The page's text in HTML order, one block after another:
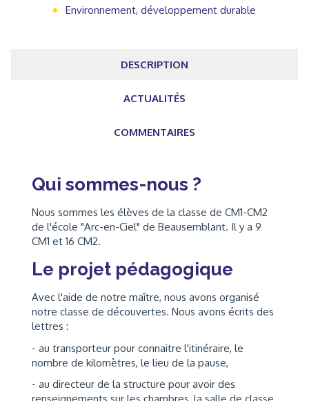
Environnement, développement durable
DESCRIPTION
ACTUALITÉS
COMMENTAIRES
Qui sommes-nous ?
Nous sommes les élèves de la classe de CM1-CM2
de l'école "Arc-en-Ciel" de Beausemblant. Il y a 9
CM1 et 16 CM2.
Le projet pédagogique
Avec l'aide de notre maître, nous avons organisé
notre classe de découvertes. Nous avons écrits des
lettres :
- au transporteur pour connaitre l'itinéraire, le
nombre de kilomètres, le lieu de la pause,
- au directeur de la structure pour avoir des